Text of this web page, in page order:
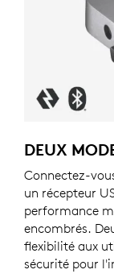
DEUX
Connectez-
un récepteur
performance
encombrés.
flexibilité aux
sécurité pour